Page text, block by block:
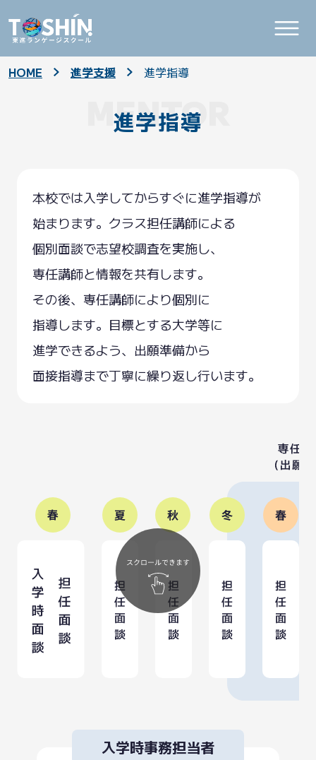
HOME 進学支援 進学指導
MENTOR
進学指導
本校では入学してからすぐに進学指導が
始まります。クラス担任講師による
個別面談で志望校調査を実施し、
専任講師と情報を共有します。
その後、 専任講師により個別に
指導します。 目標とする大学等に
進学できるよう、 出願準備から
面接指導まで丁寧に繰り返し行います。
入学時事務担当者